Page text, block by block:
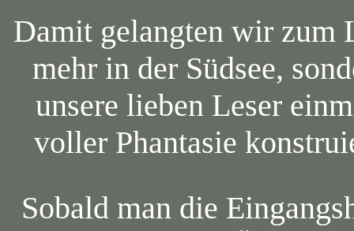
Damit gelangten wir zum
mehr in der Südsee,
unsere lieben Leser
voller Phantasie
Sobald man die